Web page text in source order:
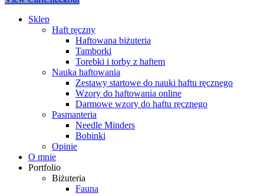
Sklep
Haft ręczny
Haftowana biżuteria
Tamborki
Torebki i torby z haftem
Nauka haftowania
Zestawy startowe do nauki haftu ręcznego
Wzory do haftowania online
Darmowe wzory do haftu ręcznego
Pasmanteria
Needle Minders
Bobinki
Opinie
O mnie
Portfolio
Biżuteria
Fauna